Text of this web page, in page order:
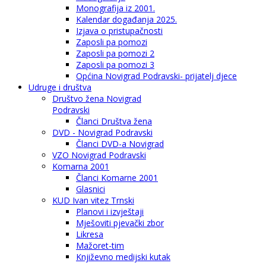
Monografija iz 2001.
Kalendar događanja 2025.
Izjava o pristupačnosti
Zaposli pa pomozi
Zaposli pa pomozi 2
Zaposli pa pomozi 3
Općina Novigrad Podravski- prijatelj djece
Udruge i društva
Društvo žena Novigrad
Podravski
Članci Društva žena
DVD - Novigrad Podravski
Članci DVD-a Novigrad
VZO Novigrad Podravski
Komarna 2001
Članci Komarne 2001
Glasnici
KUD Ivan vitez Trnski
Planovi i izvještaji
Mješoviti pjevački zbor
Likresa
Mažoret-tim
Književno medijski kutak